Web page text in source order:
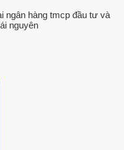
ngân hàng tmcp đầu tư và
nguyên